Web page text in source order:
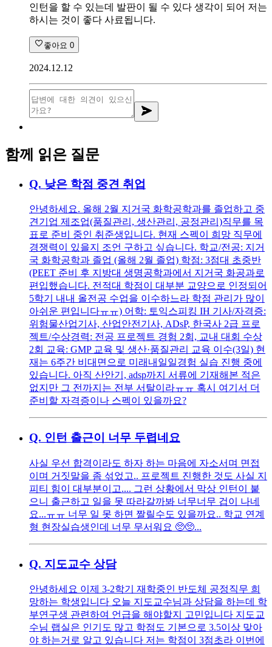
인턴을 할 수 있는데 발판이 될 수 있다 생각이 되어 저는
하시는 것이 좋다 사료됩니다.
좋아요 0
2024.12.12
함께 읽은 질문
Q. 낮은 학점 중견 취업
안녕하세요. 올해 2월 지거국 화학공학과를 졸업하고 중
견기업 제조업(품질관리, 생산관리, 공정관리)직무를 목
표로 준비 중인 취준생입니다. 현재 스펙이 희망 직무에
경쟁력이 있을지 조언 구하고 싶습니다. 학교/전공: 지거
국 화학공학과 졸업 (올해 2월 졸업) 학점: 3점대 초중반
(PEET 준비 후 지방대 생명공학과에서 지거국 화공과로
편입했습니다. 전적대 학점이 대부분 교양으로 인정되어
5학기 내내 올전공 수업을 이수하느라 학점 관리가 많이
아쉬운 편입니다ㅠㅠ) 어학: 토익스피킹 IH 기사/자격증:
위험물산업기사, 산업안전기사, ADsP, 한국사 2급 프로
젝트/수상경력: 전공 프로젝트 경험 2회, 교내 대회 수상
2회 교육: GMP 교육 및 생산·품질관리 교육 이수(3일) 현
재는 6주간 비대면으로 미래내일일경험 실습 진행 중에
있습니다. 아직 산안기, adsp까지 서류에 기재해본 적은
없지만 그 전까지는 전부 서탈이라ㅠㅠ 혹시 여기서 더
준비할 자격증이나 스펙이 있을까요?
Q. 인턴 출근이 너무 두렵네요
사실 우선 합격이라도 하자 하는 마음에 자소서며 면접
이며 거짓말을 좀 섞었고.. 프로젝트 진행한 것도 사실 지
피티 힘이 대부분이고.... 그런 상황에서 막상 인턴이 붙
으니 출근하고 일을 못 따라갈까봐 너무너무 겁이 나네
요...ㅠㅠ 너무 일 못 하면 짤릴수도 있을까요.. 학교 연계
형 현장실습생인데 너무 무서워요 🥺🥺...
Q. 지도교수 상담
안녕하세요 이제 3-2학기 재학중인 반도체 공정직무 희
망하는 학생입니다 오늘 지도교수님과 상담을 하는데 학
부연구생 관련하여 언급을 해야할지 고민입니다 지도교
수님 랩실은 인기도 많고 학점도 기본으로 3.5이상 맞아
야 하는거로 알고 있습니다 저는 학점이 3점초라 이번에